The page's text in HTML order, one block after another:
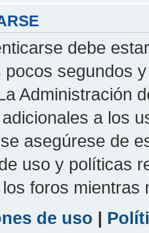
debe
pocos segundos
Administración
a los
asegúrese de
uso y políticas
foros mientras
de uso |